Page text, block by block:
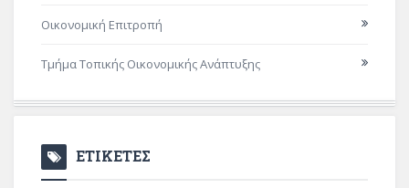
Οικονομική Επιτροπή
Τμήμα Τοπικής Οικονομικής Ανάπτυξης
ΕΤΙΚΕΤΕΣ